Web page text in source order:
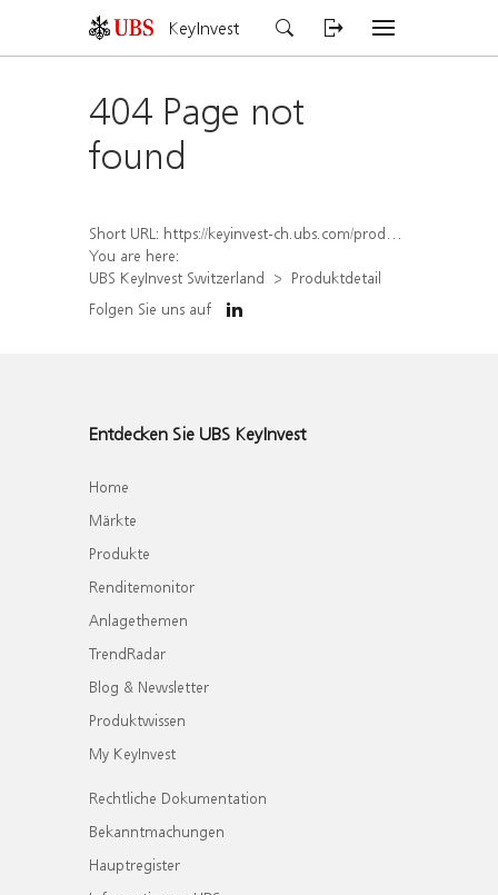
KeyInvest
404 Page not
found
Short URL: https://keyinvest-ch.ubs.com/produkt/detail/index/isin/CH1567053462
You are here:
UBS KeyInvest Switzerland
Produktdetail
Folgen Sie uns auf
Entdecken Sie UBS KeyInvest
Home
Märkte
Produkte
Renditemonitor
Anlagethemen
TrendRadar
Blog & Newsletter
Produktwissen
My KeyInvest
Rechtliche Dokumentation
Bekanntmachungen
Hauptregister